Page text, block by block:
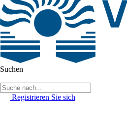
Suchen
Registrieren Sie sich